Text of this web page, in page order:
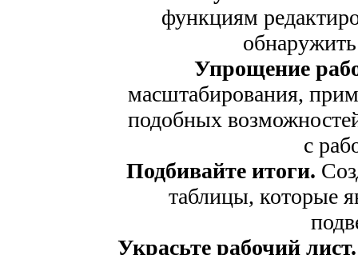
функциям
Упрощение
масштабирования,
подобных
с
Подбивайте итоги.
таблицы, которые
Украсьте рабочий лист.